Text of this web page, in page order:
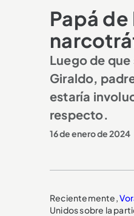
Papá
Luego de
Giraldo,
estaría
respecto.
16 de enero de 2024
Recientemente,
Unidos sobre la